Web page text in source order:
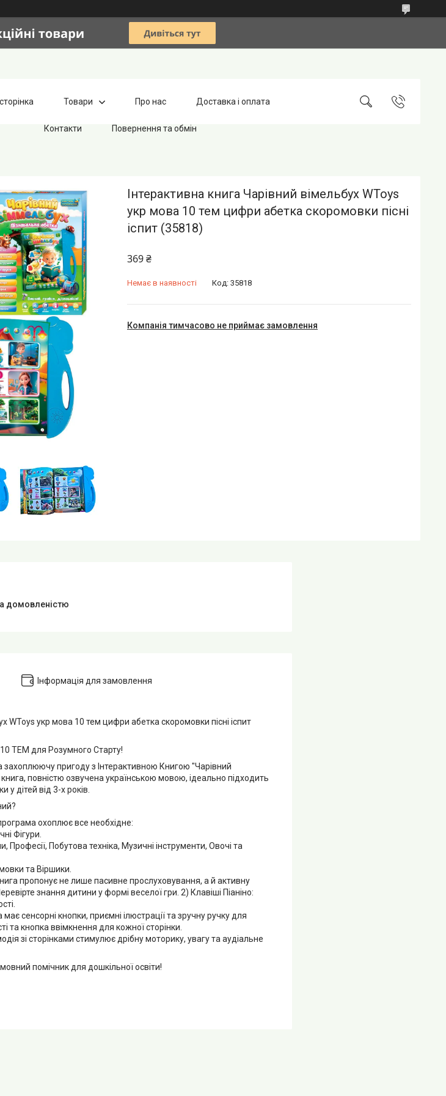
Товари Про нас Доставка і оплата
Контакти Повернення та обмін
Інтерактивна книга Чарівний вімельбух WToys
укр мова 10 тем цифри абетка скоромовки пісні
іспит (35818)
369 ₴
Немає в наявності Код: 35818
Компанія тимчасово не приймає замовлення
домовленістю
Інформація для замовлення
WToys укр мова 10 тем цифри абетка скоромовки пісні іспит
ТЕМ для Розумного Старту!
захоплюючу пригоду з Інтерактивною Книгою "Чарівний
повністю озвучена українською мовою, ідеально підходить
у дітей від 3-х років.
охоплює все необхідне:
Фігури.
Професії, Побутова техніка, Музичні інструменти, Овочі та
та Віршики.
пропонує не лише пасивне прослуховування, а й активну
знання дитини у формі веселої гри. 2) Клавіші Піаніно:
сенсорні кнопки, приємні ілюстрації та зручну ручку для
та кнопка ввімкнення для кожної сторінки.
зі сторінками стимулює дрібну моторику, увагу та аудіальне
помічник для дошкільної освіти!